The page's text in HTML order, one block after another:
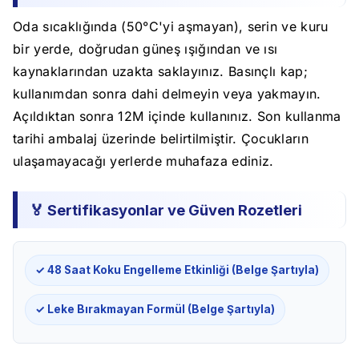
Oda sıcaklığında (50°C'yi aşmayan), serin ve kuru
bir yerde, doğrudan güneş ışığından ve ısı
kaynaklarından uzakta saklayınız. Basınçlı kap;
kullanımdan sonra dahi delmeyin veya yakmayın.
Açıldıktan sonra 12M içinde kullanınız. Son kullanma
tarihi ambalaj üzerinde belirtilmiştir. Çocukların
ulaşamayacağı yerlerde muhafaza ediniz.
🏅 Sertifikasyonlar ve Güven Rozetleri
✓ 48 Saat Koku Engelleme Etkinliği (Belge Şartıyla)
✓ Leke Bırakmayan Formül (Belge Şartıyla)